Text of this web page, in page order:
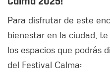
Para disfrutar de este
bienestar en la ciudad,
los espacios que podrás
del Festival Calma: